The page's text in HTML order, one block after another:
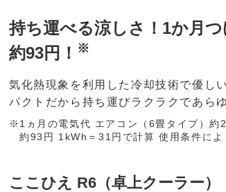
持ち運べる涼しさ！1か月
約93円！ ※
気化熱現象を利用した冷却技術で優し
パクトだから持ち運びラクラクであら
1ヵ月の電気代 エアコン（6畳タイプ）
約93円 1kWh＝31円で計算 使用条件によ
ここひえ R6（卓上クーラー）